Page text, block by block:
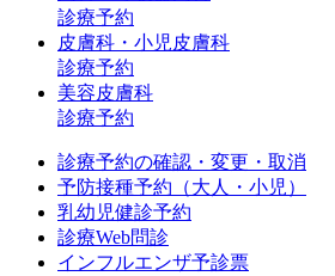
診療予約
皮膚科・小児皮膚科
診療予約
美容皮膚科
診療予約
診療予約の確認・変更・取消
予防接種予約（大人・小児）
乳幼児健診予約
診療Web問診
インフルエンザ予診票